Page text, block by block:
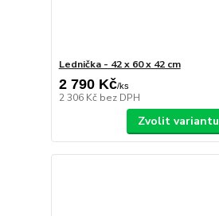
Lednička - 42 x 60 x 42 cm
2 790 Kč/ks
2 306 Kč bez DPH
Zvolit variantu